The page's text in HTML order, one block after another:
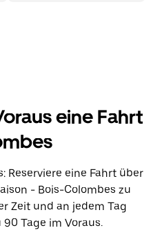
eine Fahrt
Reserviere eine Fahrt über
- Bois-Colombes zu
Zeit und an jedem Tag
Tage im Voraus.